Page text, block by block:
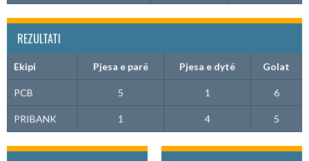
REZULTATI
Ekipi Pjesa e parë Pjesa e dytë Golat
PCB 5 1 6
PRIBANK 1 4 5